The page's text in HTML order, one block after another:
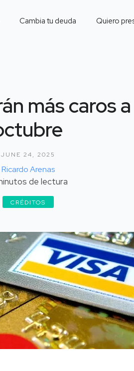
Cambia tu deuda Quiero
más caros
JUNE 24, 2025
Ricardo Arenas
de lectura
CRÉDITOS